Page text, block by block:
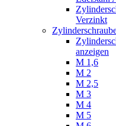
Verzinkt
anzeigen
M 1,6
M 2
M 2,5
M 3
M 4
M 5